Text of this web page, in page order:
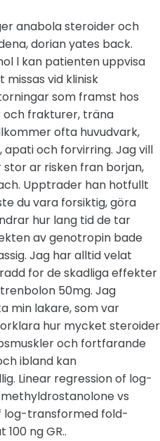
anabola steroider och
dorian yates back.
l kan patienten uppvisa
vid klinisk
som framst hos
och frakturer, träna
ofta huvudvark,
och forvirring. Jag vill
ar risken fran borjan,
Upptrader han hotfullt
du vara forsiktig, göra
hur lang tid de tar
av genotropin bade
Jag har alltid velat
for de skadliga effekter
50mg. Jag
min lakare, som var
hur mycket steroider
och fortfarande
ibland kan
Linear regression of log-
vs
log-transformed fold-
ng GR..